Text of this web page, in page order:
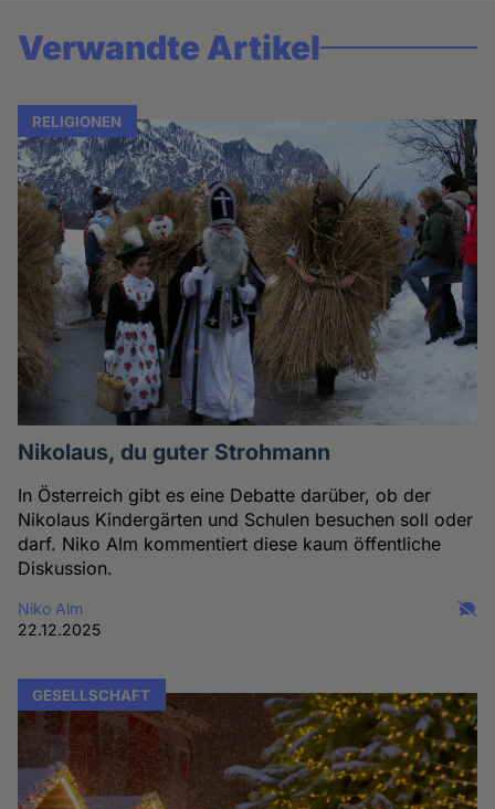
Verwandte Artikel
RELIGIONEN
Nikolaus, du guter Strohmann
In Österreich gibt es eine Debatte darüber, ob der
Nikolaus Kindergärten und Schulen besuchen soll oder
darf. Niko Alm kommentiert diese kaum öffentliche
Diskussion.
Niko Alm
22.12.2025
GESELLSCHAFT